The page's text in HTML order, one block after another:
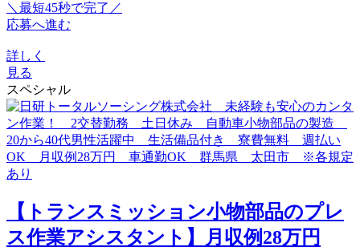
＼最短45秒で完了／
応募へ進む
詳しく
見る
スペシャル
【トランスミッション小物部品のプレ
ス作業アシスタント】月収例28万円